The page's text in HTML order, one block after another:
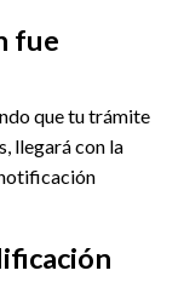
fue
que tu trámite
llegará con la